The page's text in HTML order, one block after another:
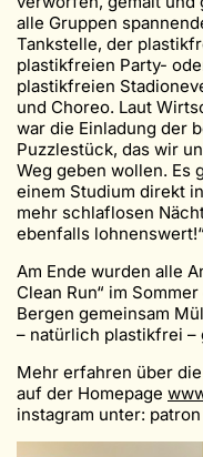
alle Gruppen
Tankstelle, der
plastikfreien Party-
plastikfreien
und Choreo. Laut
war die Einladung der
Puzzlestück, das wir
Weg geben wollen. Es
einem Studium direkt
mehr schlaflosen
ebenfalls lohnenswert!“
Am Ende wurden alle
Clean Run“ im
Bergen gemeinsam
– natürlich plastikfrei
Mehr erfahren über
auf der Homepage
instagram unter: